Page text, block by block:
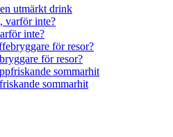
utmärkt drink
inte?
för resor?
sommarhit